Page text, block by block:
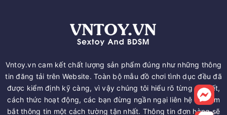
Vntoy.vn cam kết chất lượng sản phẩm đúng như những thông
tin đăng tải trên Website. Toàn bộ mẫu đồ chơi tình dục đều đã
được kiểm định kỹ càng, vì vậy chúng tôi hiểu rõ từng chi tiết,
cách thức hoạt động, các bạn đừng ngần ngại liên hệ để nắm
bắt thông tin một cách tường tận nhất. Thông tin đơn hàng sẽ